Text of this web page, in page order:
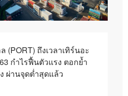
(PORT) ถึงเวลาเทิร์นอะ
กำไรฟื้นตัวแรง ตอกย้ำ
ผ่านจุดต่ำสุดแล้ว